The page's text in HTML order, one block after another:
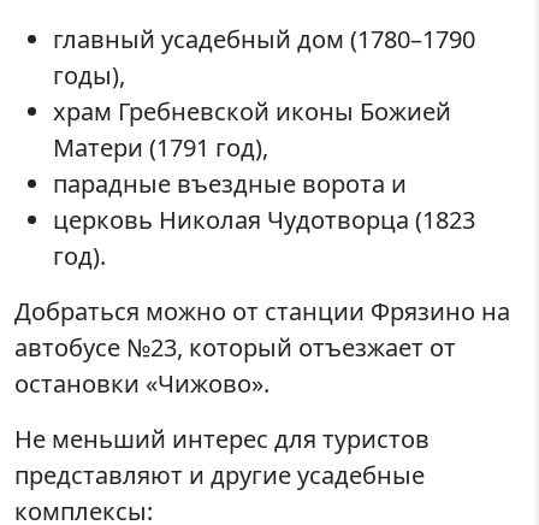
главный усадебный дом (1780–1790
годы),
храм Гребневской иконы Божией
Матери (1791 год),
парадные въездные ворота и
церковь Николая Чудотворца (1823
год).
Добраться можно от станции Фрязино на
автобусе №23, который отъезжает от
остановки «Чижово».
Не меньший интерес для туристов
представляют и другие усадебные
комплексы: